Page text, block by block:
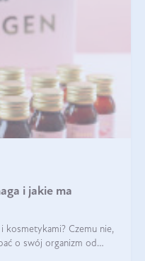
i jakie ma
kosmetykami? Czemu nie,
o swój organizm od